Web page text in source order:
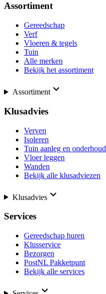
Assortiment
Gereedschap
Verf
Vloeren & tegels
Tuin
Alle merken
Bekijk het assortiment
Assortiment
Klusadvies
Verven
Isoleren
Tuin aanleg en onderhoud
Vloer leggen
Wanden
Bekijk alle klusadviezen
Klusadvies
Services
Gereedschap huren
Klusservice
Bezorgen
PostNL Pakketpunt
Bekijk alle services